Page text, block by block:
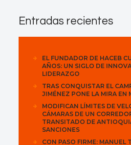
Entradas recientes
EL FUNDADOR DE HACEB
AÑOS: UN SIGLO DE
LIDERAZGO
TRAS CONQUISTAR EL
JIMÉNEZ PONE LA MIRA EN
MODIFICAN LÍMITES DE
CÁMARAS DE UN
TRANSITADO DE
SANCIONES
CON PASO FIRME: MANUEL